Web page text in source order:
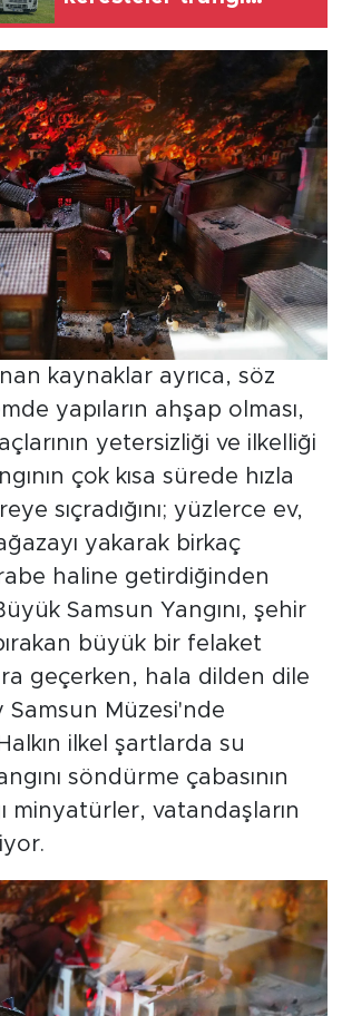
kilitledi
kaynaklar ayrıca, söz
yapıların ahşap olması,
yetersizliği ve ilkelliği
çok kısa sürede hızla
sıçradığını; yüzlerce ev,
yakarak birkaç
haline getirdiğinden
Samsun Yangını, şehir
büyük bir felaket
geçerken, hala dilden dile
Samsun Müzesi'nde
ilkel şartlarda su
söndürme çabasının
minyatürler, vatandaşların